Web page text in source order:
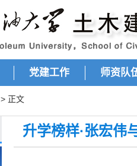
党建工作 师资队
> 正文
升学榜样·张宏伟